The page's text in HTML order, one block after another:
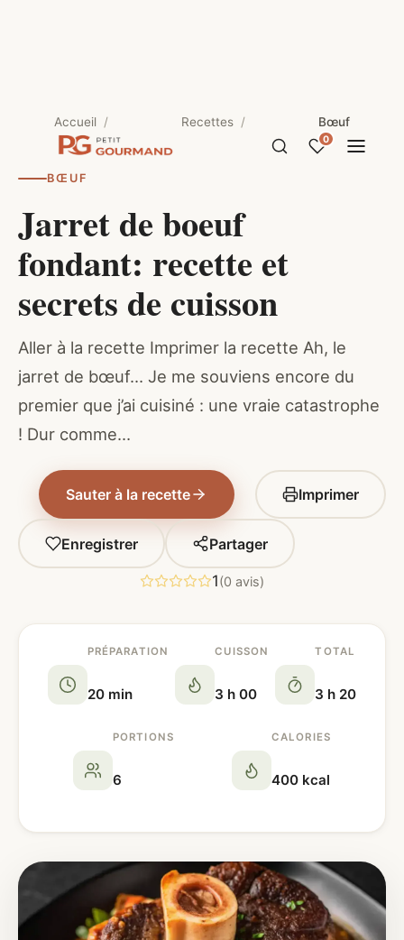
0
Accueil Recettes Bœuf
BŒUF
Jarret de boeuf
fondant: recette et
secrets de cuisson
Aller à la recette Imprimer la recette Ah, le
jarret de bœuf… Je me souviens encore du
premier que j’ai cuisiné : une vraie catastrophe
! Dur comme…
Sauter à la recette Imprimer
Enregistrer Partager
1(0 avis)
PRÉPARATION
20 min
CUISSON
3 h 00
TOTAL
3 h 20
PORTIONS
6
CALORIES
400 kcal